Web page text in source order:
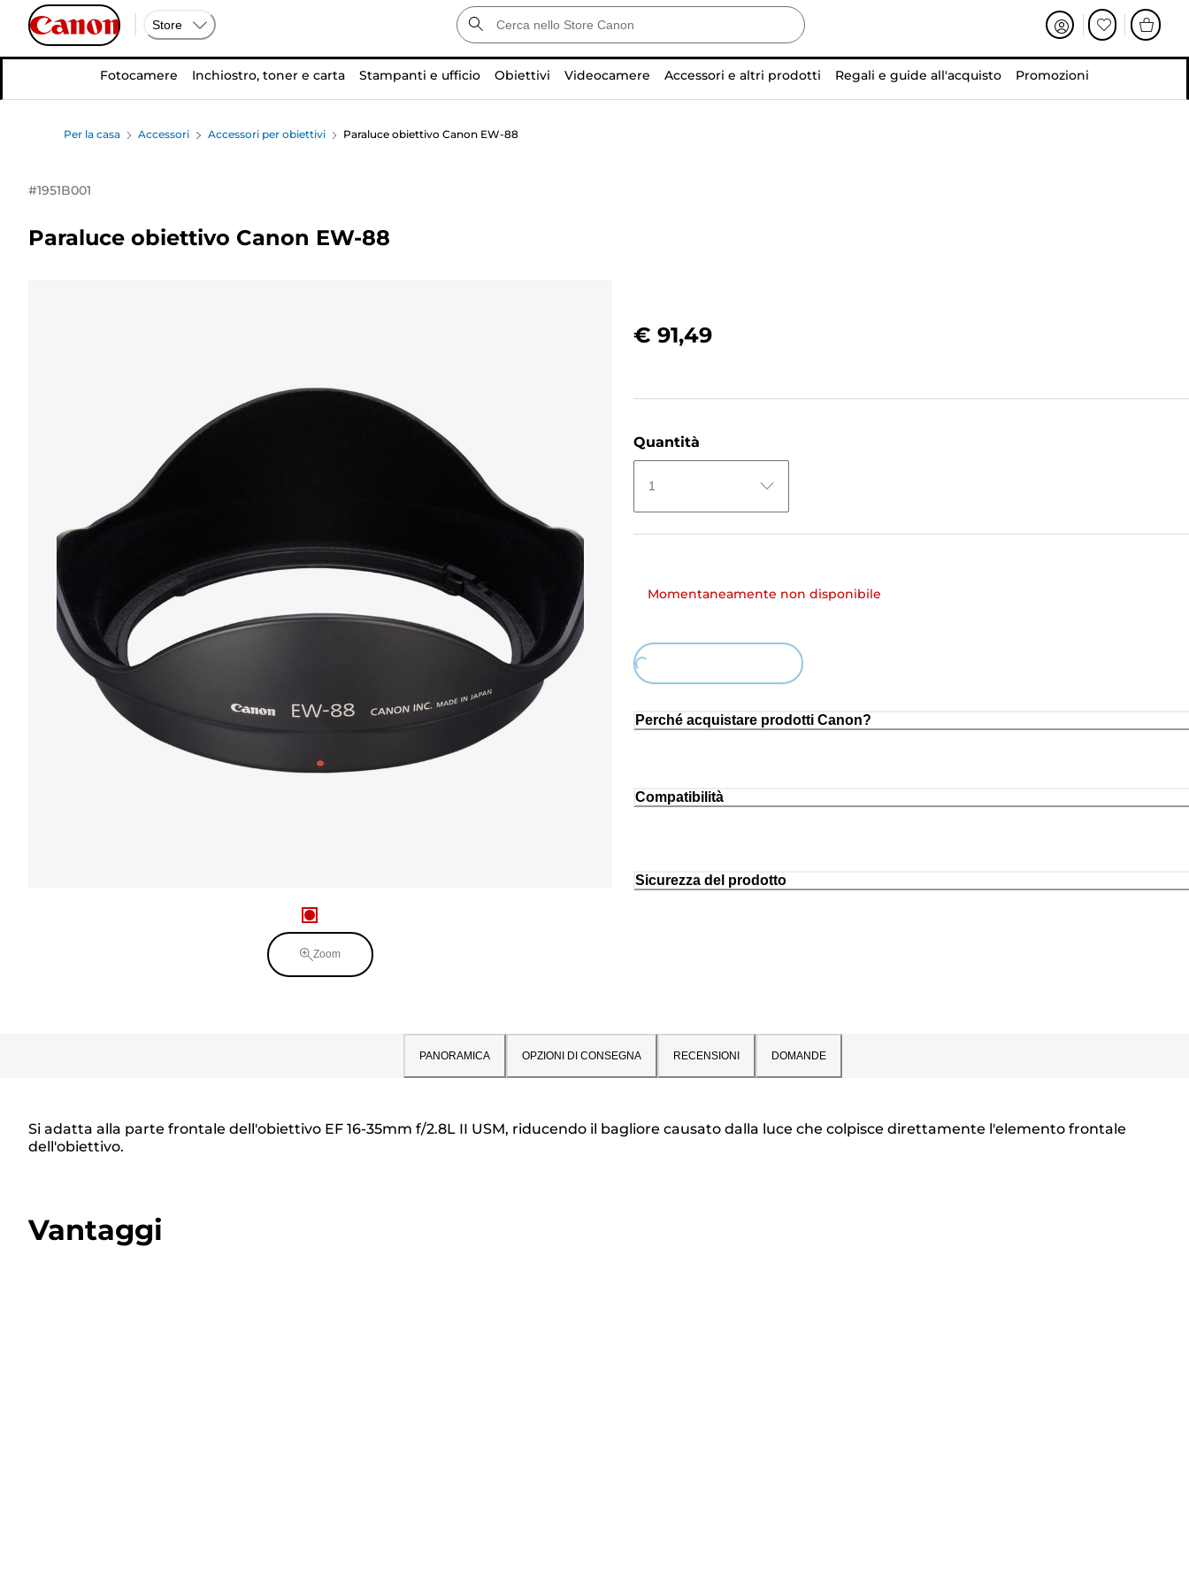
Store
Fotocamere Inchiostro, toner e carta Stampanti e ufficio Obiettivi Videocamere Accessori e altri prodotti Regali e guide all'acquisto Promozioni
Per la casa Accessori Accessori per obiettivi Paraluce obiettivo Canon EW-88
#1951B001
Paraluce obiettivo Canon EW-88
Zoom
€ 91,49
Quantità
1
Momentaneamente non disponibile
Loading...
Perché acquistare prodotti Canon?
Compatibilità
Sicurezza del prodotto
PANORAMICA OPZIONI DI CONSEGNA RECENSIONI DOMANDE
Si adatta alla parte frontale dell'obiettivo EF 16-35mm f/2.8L II USM, riducendo il bagliore causato dalla luce che colpisce direttamente l'elemento frontale
dell'obiettivo.
Vantaggi